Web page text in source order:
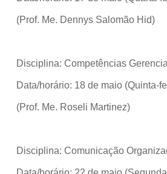
(Prof. Me. Dennys Salomão Hid)
Disciplina: Competências
Data/horário: 18 de maio (Quinta-
(Prof. Me. Roseli Martinez)
Disciplina: Comunicação